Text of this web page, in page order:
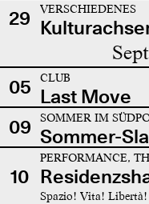
29 VERSCHIEDENES
05 CLUB
Last Move
09
SOMMER IM
Sommer-
10
PERFORMANCE,
Spazio! Vita! Libertà!